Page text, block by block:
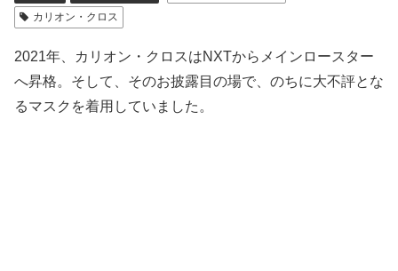
カリオン・クロス
2021年、カリオン・クロスはNXTからメインロースター
へ昇格。そして、そのお披露目の場で、のちに大不評とな
るマスクを着用していました。